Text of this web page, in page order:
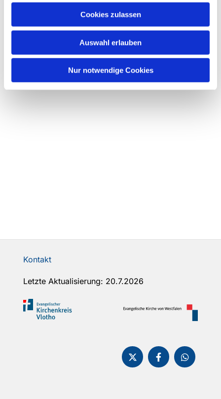
Cookies zulassen
Auswahl erlauben
Nur notwendige Cookies
Kontakt
Letzte Aktualisierung: 20.7.2026